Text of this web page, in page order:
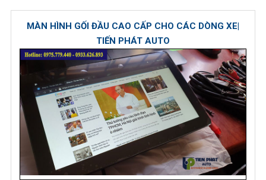
MÀN HÌNH GỐI ĐẦU CAO CẤP CHO CÁC DÒNG XE|
TIẾN PHÁT AUTO